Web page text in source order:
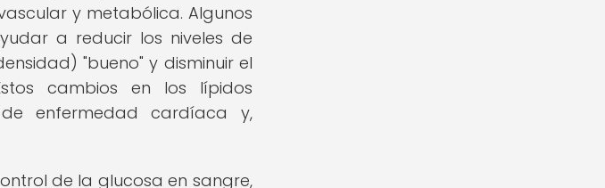
y metabólica. Algunos
a reducir los niveles de
"bueno" y disminuir el
cambios en los lípidos
enfermedad cardíaca y,
de la glucosa en sangre,